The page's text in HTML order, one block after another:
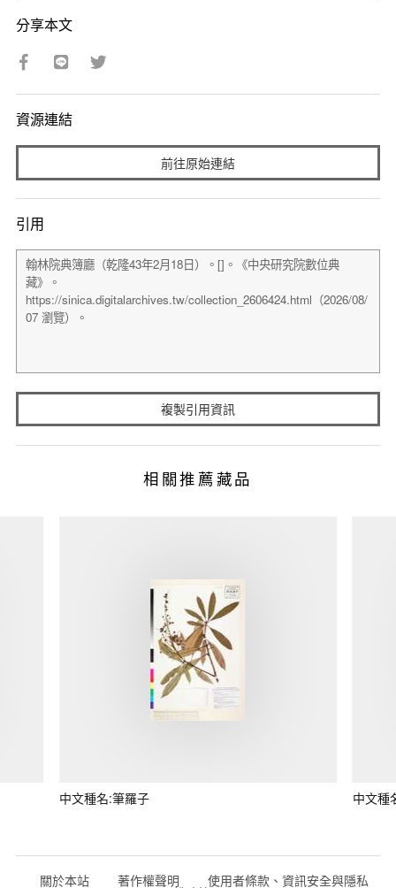
分享本文
資源連結
前往原始連結
引用
複製引用資訊
相關推薦藏品
中文種名:筆羅子 中文種
關於本站 著作權聲明 使用者條款、資訊安全與隱私